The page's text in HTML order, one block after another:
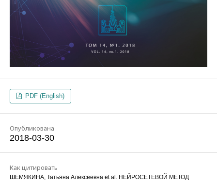
PDF (English)
Опубликована
2018-03-30
Как цитировать
ШЕМЯКИНА, Татьяна Алексеевна et al. НЕЙРОСЕТЕВОЙ МЕТОД